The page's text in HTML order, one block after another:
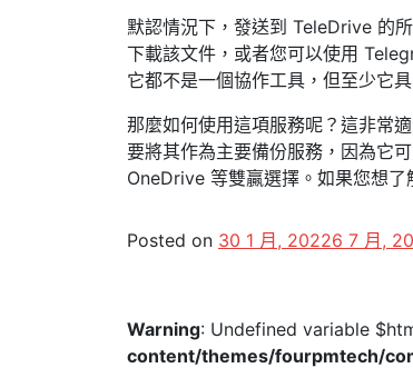
默認情況下，發送到 TeleDrive 的
下載該文件，或者您可以使用
它都不是一個協作工具，但至少它
那麼如何使用這項服務呢？這非常
要將其作為主要備份服務，因為它
OneDrive 等雙贏選擇。如果您想了
Posted on 30 1 月, 20226 7 月,
Warning: Undefined variable
content/themes/fourpmtech/